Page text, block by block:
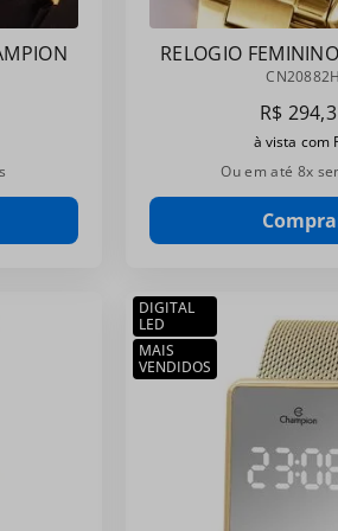
RELOGIO
DOURADOCN20882H
R$ 294,
à vista com
Ou em até 8x
DIGITAL
LED
MAIS
VENDIDOS